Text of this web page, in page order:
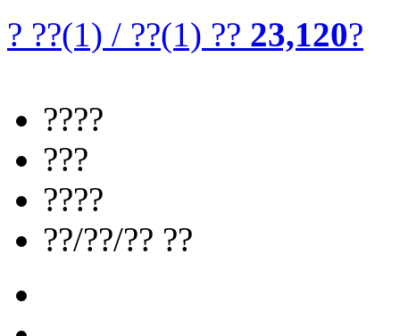
? ??(1) / ??(1) ?? 23,120?
????
???
????
??/??/?? ??